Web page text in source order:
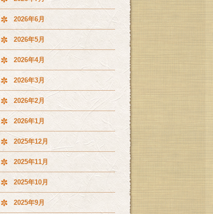
2026年6月
2026年5月
2026年4月
2026年3月
2026年2月
2026年1月
2025年12月
2025年11月
2025年10月
2025年9月